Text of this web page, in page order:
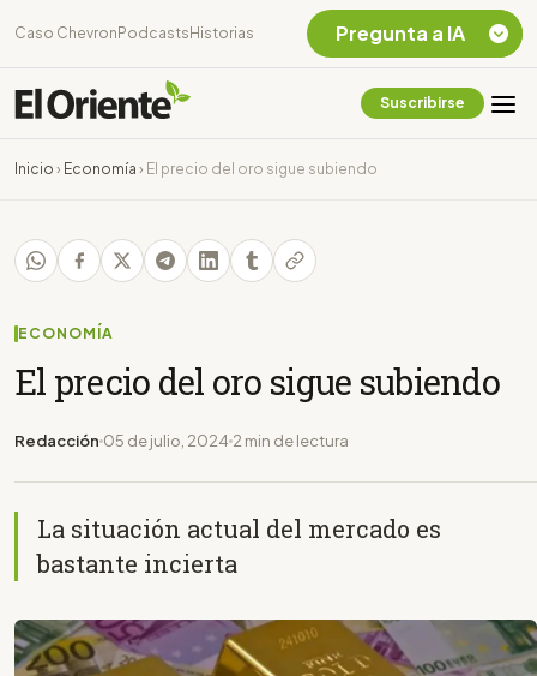
Caso Chevron Podcasts Historias
Suscribirse
Inicio › Economía › El precio del oro sigue subiendo
ECONOMÍA
El precio del oro sigue subiendo
Redacción 05 de julio, 2024 2 min de lectura
La situación actual del mercado es
bastante incierta
Pregunta a IA
Chevron Ecuador